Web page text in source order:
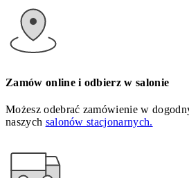
Zamów online i odbierz w salonie
Możesz odebrać zamówienie w
naszych salonów stacjonarnych.